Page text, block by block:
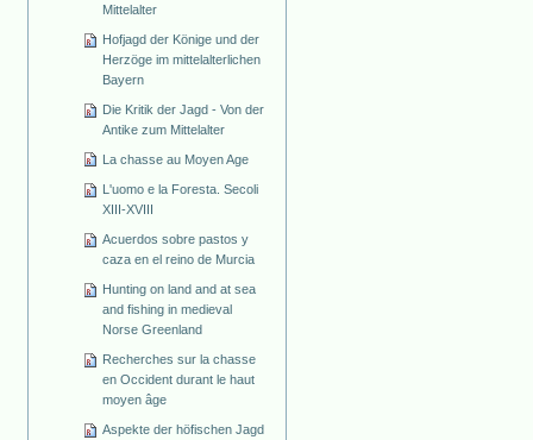
Mittelalter
Hofjagd der Könige und der
Herzöge im mittelalterlichen
Bayern
Die Kritik der Jagd - Von der
Antike zum Mittelalter
La chasse au Moyen Age
L'uomo e la Foresta. Secoli
XIII-XVIII
Acuerdos sobre pastos y
caza en el reino de Murcia
Hunting on land and at sea
and fishing in medieval
Norse Greenland
Recherches sur la chasse
en Occident durant le haut
moyen âge
Aspekte der höfischen Jagd